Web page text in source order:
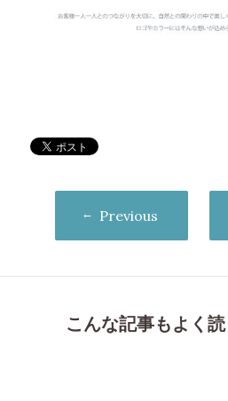
Previous
こんな記事もよく